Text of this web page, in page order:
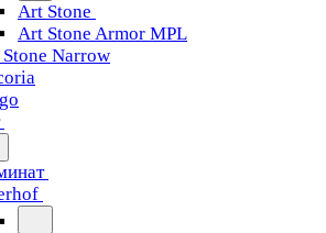
Art Stone
Art Stone Armor MPL
Narrow